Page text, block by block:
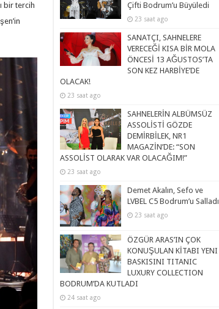
bir tercih
Çifti Bodrum’u Büyüledi
23 saat ago
SANATÇI, SAHNELERE
VERECEĞİ KISA BİR MOLA
ÖNCESİ 13 AĞUSTOS’TA
SON KEZ HARBİYE’DE
OLACAK!
23 saat ago
SAHNELERİN ALBÜMSÜZ
ASSOLİSTİ GÖZDE
DEMİRBİLEK, NR1
MAGAZİN’DE: “SON
ASSOLİST OLARAK VAR OLACAĞIM!”
23 saat ago
Demet Akalın, Sefo ve
LVBEL C5 Bodrum’u Salladı
23 saat ago
ÖZGÜR ARAS’IN ÇOK
KONUŞULAN KİTABI YENI
BASKISINI TITANIC
LUXURY COLLECTION
BODRUM’DA KUTLADI
24 saat ago